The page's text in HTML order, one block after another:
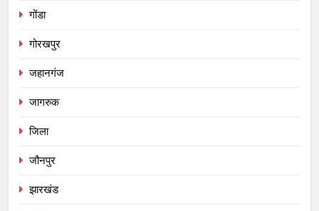
गोंडा
गोरखपुर
जहानगंज
जागरुक
जिला
जौनपुर
झारखंड